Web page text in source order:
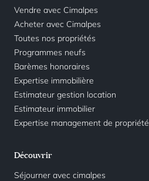
Vendre avec Cimalpes
Acheter avec Cimalpes
Toutes nos propriétés
Programmes neufs
Barèmes honoraires
Expertise immobilière
Estimateur gestion location
Estimateur immobilier
Expertise management de propriété
Découvrir
Séjourner avec cimalpes